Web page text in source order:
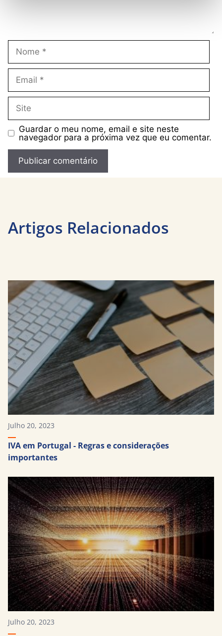
Nome
Email
Site
Guardar o meu nome, email e site neste
navegador para a próxima vez que eu comentar.
Artigos Relacionados
Julho 20, 2023
IVA em Portugal - Regras e considerações
importantes
Julho 20, 2023